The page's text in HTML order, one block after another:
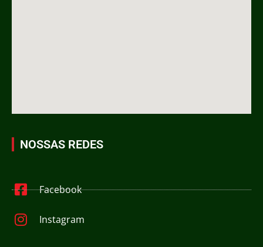
NOSSAS REDES
Facebook
Instagram